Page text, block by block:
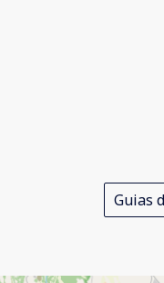
Guias